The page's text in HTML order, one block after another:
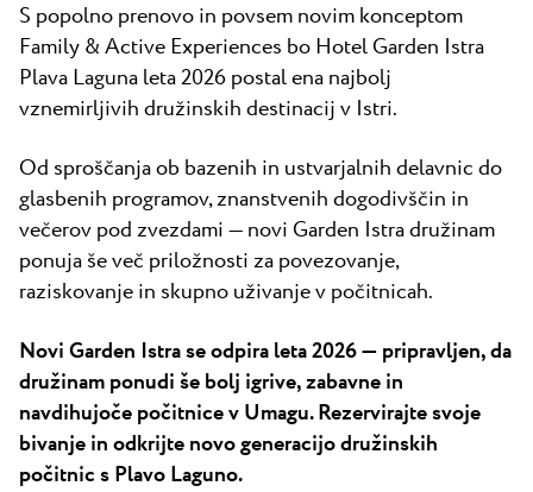
S popolno prenovo in povsem novim konceptom
Family & Active Experiences bo Hotel Garden Istra
Plava Laguna leta 2026 postal ena najbolj
vznemirljivih družinskih destinacij v Istri.
Od sproščanja ob bazenih in ustvarjalnih delavnic do
glasbenih programov, znanstvenih dogodivščin in
večerov pod zvezdami — novi Garden Istra družinam
ponuja še več priložnosti za povezovanje,
raziskovanje in skupno uživanje v počitnicah.
Novi Garden Istra se odpira leta 2026 — pripravljen, da
družinam ponudi še bolj igrive, zabavne in
navdihujoče počitnice v Umagu. Rezervirajte svoje
bivanje in odkrijte novo generacijo družinskih
počitnic s Plavo Laguno.